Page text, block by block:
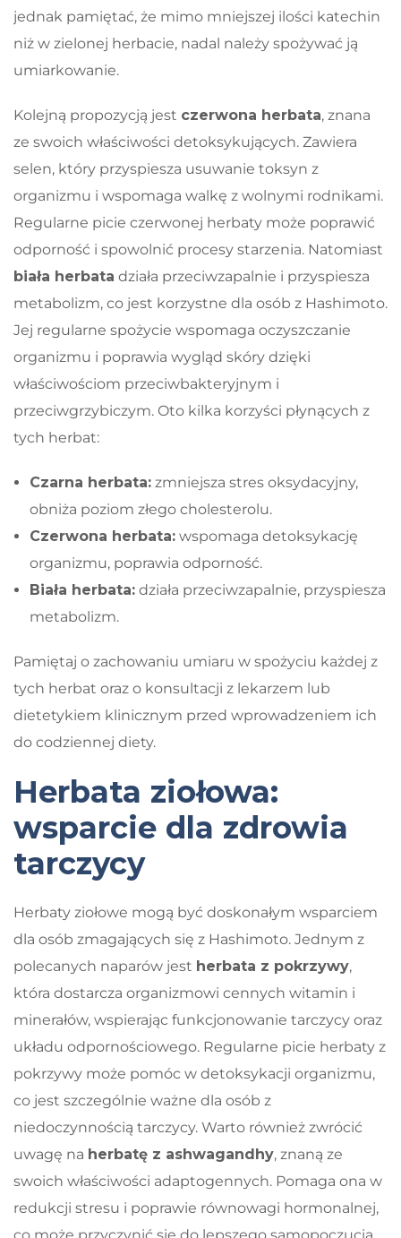
jednak pamiętać, że mimo mniejszej ilości katechin
niż w zielonej herbacie, nadal należy spożywać ją
umiarkowanie.
Kolejną propozycją jest czerwona herbata, znana
ze swoich właściwości detoksykujących. Zawiera
selen, który przyspiesza usuwanie toksyn z
organizmu i wspomaga walkę z wolnymi rodnikami.
Regularne picie czerwonej herbaty może poprawić
odporność i spowolnić procesy starzenia. Natomiast
biała herbata działa przeciwzapalnie i przyspiesza
metabolizm, co jest korzystne dla osób z Hashimoto.
Jej regularne spożycie wspomaga oczyszczanie
organizmu i poprawia wygląd skóry dzięki
właściwościom przeciwbakteryjnym i
przeciwgrzybiczym. Oto kilka korzyści płynących z
tych herbat:
Czarna herbata: zmniejsza stres oksydacyjny,
obniża poziom złego cholesterolu.
Czerwona herbata: wspomaga detoksykację
organizmu, poprawia odporność.
Biała herbata: działa przeciwzapalnie, przyspiesza
metabolizm.
Pamiętaj o zachowaniu umiaru w spożyciu każdej z
tych herbat oraz o konsultacji z lekarzem lub
dietetykiem klinicznym przed wprowadzeniem ich
do codziennej diety.
Herbata ziołowa:
wsparcie dla zdrowia
tarczycy
Herbaty ziołowe mogą być doskonałym wsparciem
dla osób zmagających się z Hashimoto. Jednym z
polecanych naparów jest herbata z pokrzywy,
która dostarcza organizmowi cennych witamin i
minerałów, wspierając funkcjonowanie tarczycy oraz
układu odpornościowego. Regularne picie herbaty z
pokrzywy może pomóc w detoksykacji organizmu,
co jest szczególnie ważne dla osób z
niedoczynnością tarczycy. Warto również zwrócić
uwagę na herbatę z ashwagandhy, znaną ze
swoich właściwości adaptogennych. Pomaga ona w
redukcji stresu i poprawie równowagi hormonalnej,
co może przyczynić się do lepszego samopoczucia.